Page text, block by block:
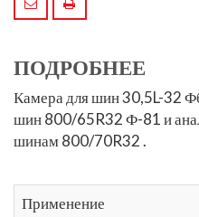
ПОДРОБНЕЕ
Камера дляшин 30,5L-32
шин 800/65R32Ф-81 и
шинам 800/70R32.
Применение